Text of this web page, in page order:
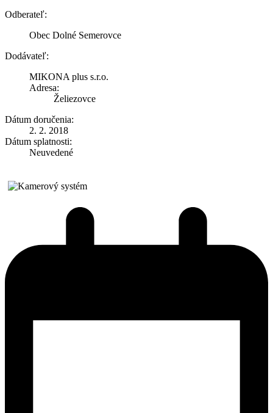
Odberateľ:
Obec Dolné Semerovce
Dodávateľ:
MIKONA plus s.r.o.
Adresa:
Želiezovce
Dátum doručenia:
2. 2. 2018
Dátum splatnosti:
Neuvedené